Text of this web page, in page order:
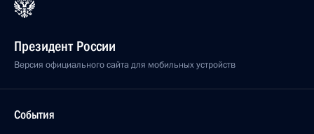
Президент России
Версия официального сайта для мобильных устройств
События